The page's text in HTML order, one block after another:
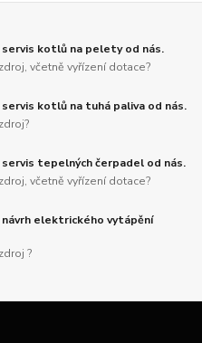
kotlů na pelety od nás.
včetně vyřízení dotace?
kotlů na tuhá paliva od nás.
tepelných čerpadel od nás.
včetně vyřízení dotace?
elektrického vytápění
?